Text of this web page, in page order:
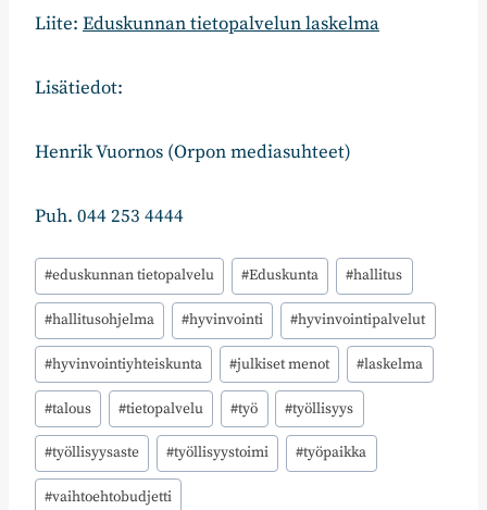
Liite: Eduskunnan tietopalvelun laskelma
Lisätiedot:
Henrik Vuornos (Orpon mediasuhteet)
Puh. 044 253 4444
Avainsanat:
#eduskunnan tietopalvelu #Eduskunta #hallitus
#hallitusohjelma #hyvinvointi #hyvinvointipalvelut
#hyvinvointiyhteiskunta #julkiset menot #laskelma
#talous #tietopalvelu #työ #työllisyys
#työllisyysaste #työllisyystoimi #työpaikka
#vaihtoehtobudjetti